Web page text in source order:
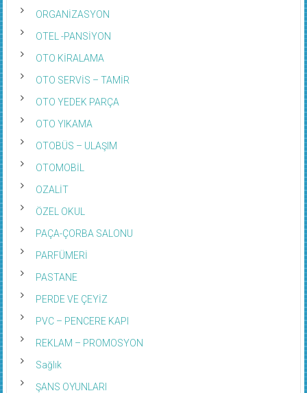
ORGANİZASYON
OTEL -PANSİYON
OTO KİRALAMA
OTO SERVİS – TAMİR
OTO YEDEK PARÇA
OTO YIKAMA
OTOBÜS – ULAŞIM
OTOMOBİL
OZALİT
ÖZEL OKUL
PAÇA-ÇORBA SALONU
PARFÜMERİ
PASTANE
PERDE VE ÇEYİZ
PVC – PENCERE KAPI
REKLAM – PROMOSYON
Sağlık
ŞANS OYUNLARI